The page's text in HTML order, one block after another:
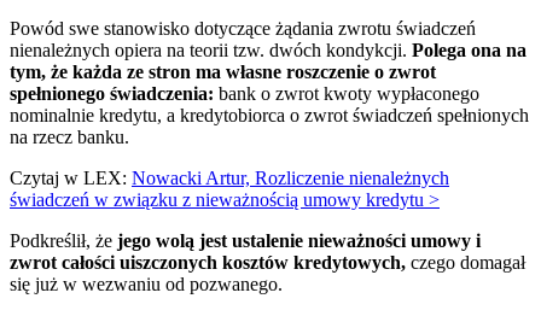
Powód swe stanowisko dotyczące żądania zwrotu świadczeń
nienależnych opiera na teorii tzw. dwóch kondykcji. Polega ona na
tym, że każda ze stron ma własne roszczenie o zwrot
spełnionego świadczenia: bank o zwrot kwoty wypłaconego
nominalnie kredytu, a kredytobiorca o zwrot świadczeń spełnionych
na rzecz banku.
Czytaj w LEX: Nowacki Artur, Rozliczenie nienależnych
świadczeń w związku z nieważnością umowy kredytu >
Podkreślił, że jego wolą jest ustalenie nieważności umowy i
zwrot całości uiszczonych kosztów kredytowych, czego domagał
się już w wezwaniu od pozwanego.